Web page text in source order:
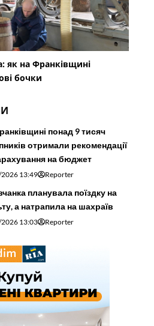
як на Франківщині
бочки
понад 9 тисяч
отримали рекомендації
на бюджет
13:49 Reporter
планувала поїздку на
а натрапила на шахраїв
13:03 Reporter